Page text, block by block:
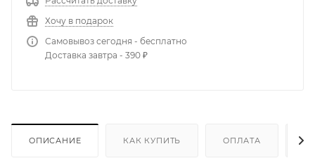
Хочу в подарок
Самовывоз сегодня - бесплатно
Доставка завтра - 390 ₽
ОПИСАНИЕ КАК КУПИТЬ ОПЛАТА